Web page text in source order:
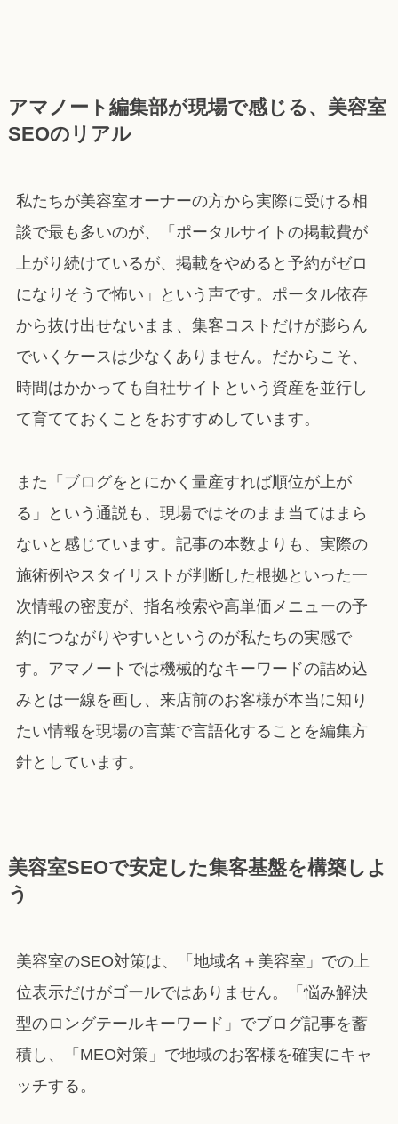
アマノート編集部が現場で感じる、美容室
SEOのリアル
私たちが美容室オーナーの方から実際に受ける相
談で最も多いのが、「ポータルサイトの掲載費が
上がり続けているが、掲載をやめると予約がゼロ
になりそうで怖い」という声です。ポータル依存
から抜け出せないまま、集客コストだけが膨らん
でいくケースは少なくありません。だからこそ、
時間はかかっても自社サイトという資産を並行し
て育てておくことをおすすめしています。
また「ブログをとにかく量産すれば順位が上が
る」という通説も、現場ではそのまま当てはまら
ないと感じています。記事の本数よりも、実際の
施術例やスタイリストが判断した根拠といった一
次情報の密度が、指名検索や高単価メニューの予
約につながりやすいというのが私たちの実感で
す。アマノートでは機械的なキーワードの詰め込
みとは一線を画し、来店前のお客様が本当に知り
たい情報を現場の言葉で言語化することを編集方
針としています。
美容室SEOで安定した集客基盤を構築しよ
う
美容室のSEO対策は、「地域名＋美容室」での上
位表示だけがゴールではありません。「悩み解決
型のロングテールキーワード」でブログ記事を蓄
積し、「MEO対策」で地域のお客様を確実にキャ
ッチする。